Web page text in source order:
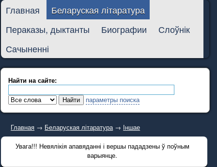
Главная
Беларуская літаратура
Пераказы, дыктанты
Биографии
Слоўнік
Сачыненні
Найти на сайте:
параметры поиска
Главная → Беларуская літаратура→ Іншае
Увага!!! Невялікія апавяданні і вершы пададзены ў поўным
варыянце.